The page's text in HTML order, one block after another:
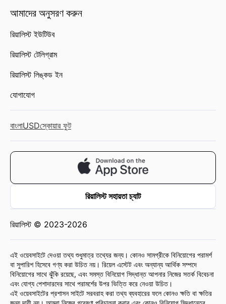
আমাদের অনুসরণ করুন
রিয়ালিস্ট ইউটিউব
রিয়ালিস্ট টেলিগ্রাম
রিয়ালিস্ট লিঙ্কড ইন
যোগাযোগ
বাংলাUSDস্কোয়ার ফুট
রিয়ালিস্ট সহায়তা চ্যাট
রিয়ালিস্ট © 2023-2026
এই ওয়েবসাইটে দেওয়া তথ্য শুধুমাত্র তথ্যের জন্য। কোনও সামগ্রীকে বিনিয়োগের পরামর্শ
বা সুপারিশ হিসেবে গণ্য করা উচিত নয়। রিয়েল এস্টেট এবং অন্যান্য আর্থিক সম্পদে
বিনিয়োগের সাথে ঝুঁকি রয়েছে, এবং সমস্ত বিনিয়োগ সিদ্ধান্ত আপনার নিজের সতর্ক বিবেচনা
এবং যোগ্য পেশাদারদের সাথে পরামর্শের উপর ভিত্তি করে নেওয়া উচিত।
এই ওয়েবসাইটের প্রশাসন সাইটে সরবরাহ করা তথ্য ব্যবহারের ফলে কোনও ক্ষতি বা ক্ষতির